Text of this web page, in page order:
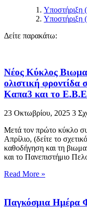
Υποστήριξη
Υποστήριξη
Δείτε παρακάτω:
Νέος Κύκλος
ολιστική
Καπα3 και το
23 Οκτωβρίου, 2025 3
Μετά τον πρώτο κύκλο
Απρίλιο, (δείτε το
καθοδήγηση και τη
και το Πανεπιστήμιο
Read More »
Παγκόσμια Ημέρα